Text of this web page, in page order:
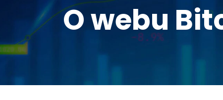
O webu